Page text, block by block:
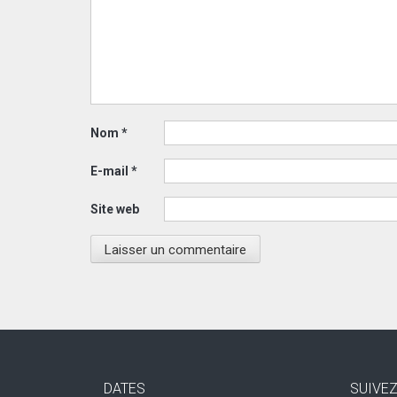
Nom *
E-mail *
Site web
DATES